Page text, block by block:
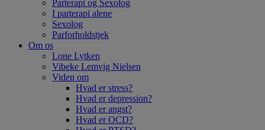
Parterapi og Sexolog
I parterapi alene
Sexolog
Parforholdstjek
Om os
Lone Lytken
Vibeke Lemvig Nielsen
Viden om
Hvad er stress?
Hvad er depression?
Hvad er angst?
Hvad er OCD?